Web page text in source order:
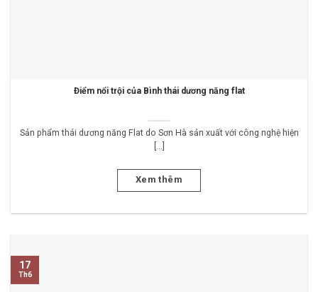
Điểm nổi trội của Bình thái dương năng flat
Sản phẩm thái dương năng Flat do Sơn Hà sản xuất với công nghệ hiện
Xem thêm
17
Th6